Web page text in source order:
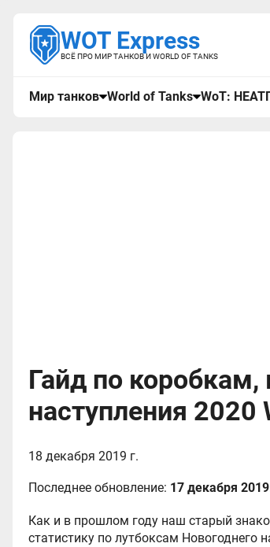
WOT Express
ВСЁ ПРО МИР ТАНКОВ И WORLD OF TANKS
Мир танков World of Tanks WoT: HEAT
Гайд по коробкам,
наступления 2020
18 декабря 2019 г.
Последнее обновление: 17 декабря
Как и в прошлом году наш старый
статистику по лутбоксам Новогоднего